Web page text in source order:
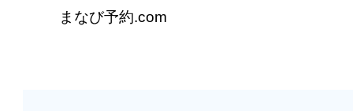
まなび予約.com